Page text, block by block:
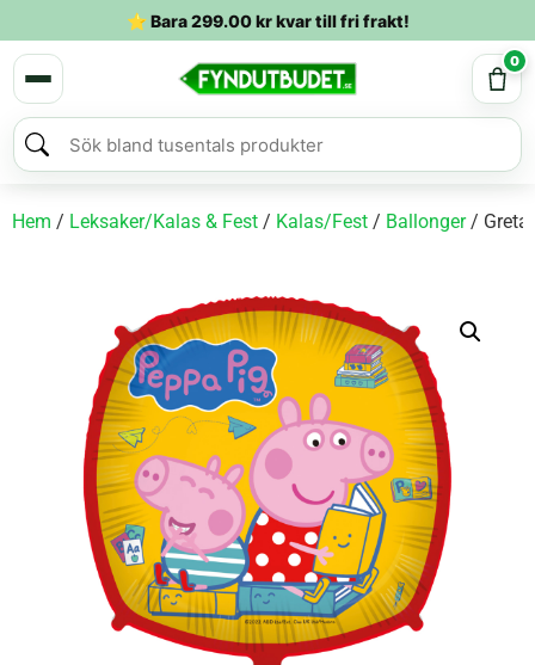
⭐ Bara299.00krkvar till fri frakt!
0
Hem / Leksaker/Kalas & Fest / Kalas/Fest / Ballonger/ Greta